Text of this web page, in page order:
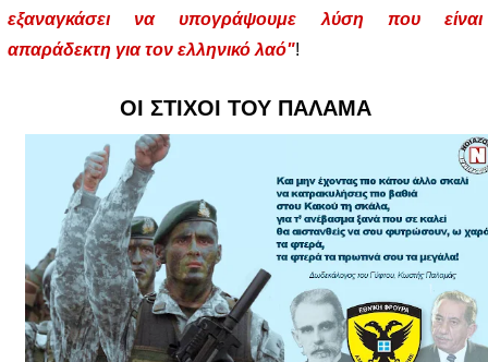
εξαναγκάσει να υπογράψουμε λύση που είναι
απαράδεκτη για τον ελληνικό λαό"!
ΟΙ ΣΤΙΧΟΙ ΤΟΥ ΠΑΛΑΜΑ